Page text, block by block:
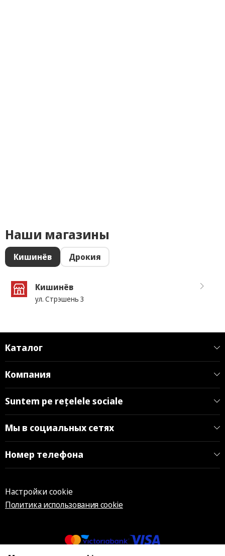
Наши магазины
Кишинёв Дрокия
Кишинёв
ул. Стрэшень 3
Каталог
Компания
Suntem pe rețelele sociale
Мы в социальных сетях
Номер телефона
Настройки cookie
Политика использования cookie